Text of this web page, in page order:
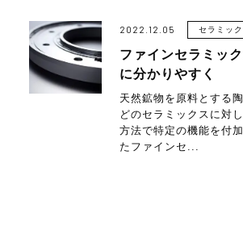
2022.12.05 セラミッ
ファインセラミッ
に分かりやすく
天然鉱物を原料とする
どのセラミックスに対
方法で特定の機能を付
たファインセ...